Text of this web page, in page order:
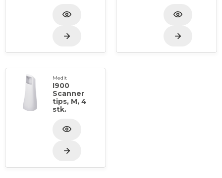
Medit
I900
Scanner
tips, M, 4
stk.